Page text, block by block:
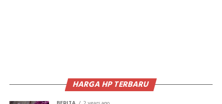
HARGA HP TERBARU